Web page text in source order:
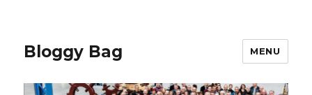
Bloggy Bag MENU